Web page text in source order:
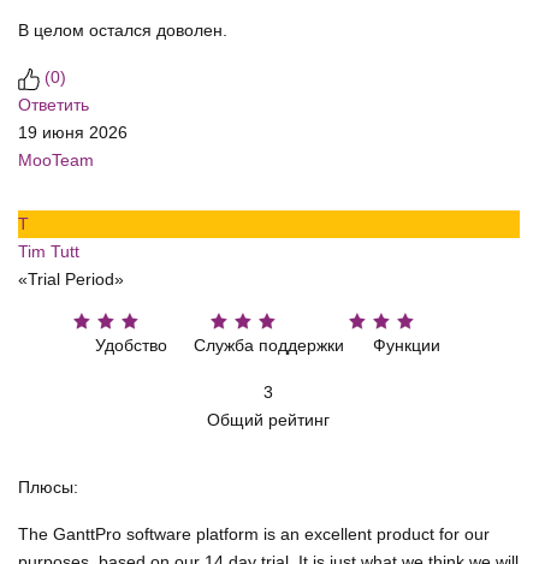
В целом остался доволен.
(0)
Ответить
19 июня 2026
MooTeam
T
Tim Tutt
«Trial Period»
Удобство Служба поддержки Функции
3
Общий рейтинг
Плюсы:
The GanttPro software platform is an excellent product for our